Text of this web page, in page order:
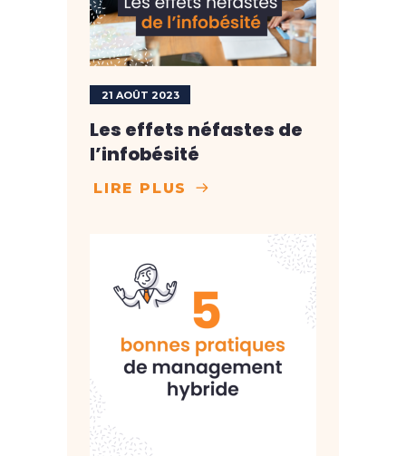
21 AOÛT 2023
Les effets néfastes de
l’infobésité
LIRE PLUS